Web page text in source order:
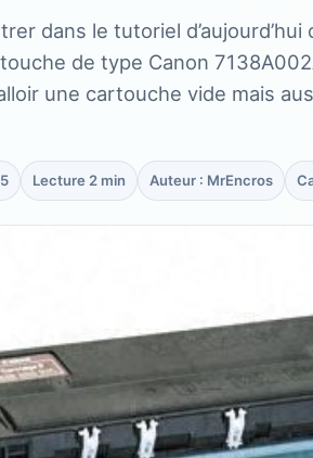
dans le tutoriel
de type Canon
une cartouche vide mais
Lecture 2 min Auteur : MrEncros